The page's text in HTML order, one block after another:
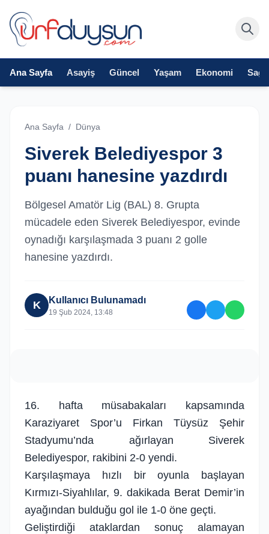
Ana Sayfa Asayiş Güncel Yaşam Ekonomi
Ana Sayfa / Dünya
Siverek Belediyespor 3
puanı hanesine yazdırdı
Bölgesel Amatör Lig (BAL) 8. Grupta
mücadele eden Siverek Belediyespor, evinde
oynadığı karşılaşmada 3 puanı 2 golle
hanesine yazdırdı.
K Kullanıcı Bulunamadı
19 Şub 2024, 13:48
16. hafta müsabakaları kapsamında
Karaziyaret Spor’u Firkan Tüysüz Şehir
Stadyumu’nda ağırlayan Siverek
Belediyespor, rakibini 2-0 yendi.
Karşılaşmaya hızlı bir oyunla başlayan
Kırmızı-Siyahlılar, 9. dakikada Berat Demir’in
ayağından bulduğu gol ile 1-0 öne geçti.
Geliştirdiği ataklardan sonuç alamayan